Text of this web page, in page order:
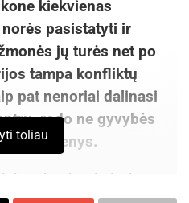
kiekvienas
pasistatyti ir
jų turės net po
tampa konfliktų
pat nenoriai dalinasi
rodo ne gyvybės
duomenys.
parkuojantis įvyksta
toliau